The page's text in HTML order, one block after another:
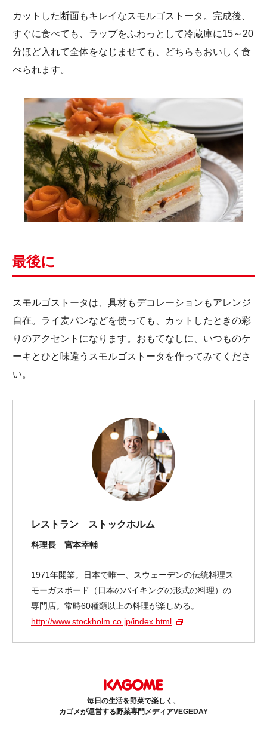
カットした断面もキレイなスモルゴストータ。完成後、
すぐに食べても、ラップをふわっとして冷蔵庫に15～20
分ほど入れて全体をなじませても、どちらもおいしく食
べられます。
最後に
スモルゴストータは、具材もデコレーションもアレンジ
自在。ライ麦パンなどを使っても、カットしたときの彩
りのアクセントになります。おもてなしに、いつものケ
ーキとひと味違うスモルゴストータを作ってみてくださ
い。
レストラン ストックホルム
料理長 宮本幸輔
1971年開業。日本で唯一、スウェーデンの伝統料理ス
モーガスボード（日本のバイキングの形式の料理）の
専門店。常時60種類以上の料理が楽しめる。
http://www.stockholm.co.jp/index.html
毎日の生活を野菜で楽しく、
カゴメが運営する野菜専門メディアVEGEDAY